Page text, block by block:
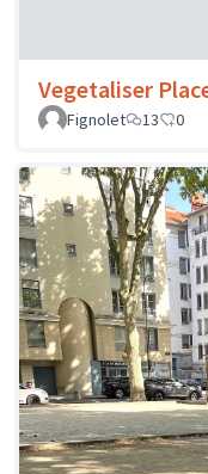
Vegetaliser
Fignolet
13 0